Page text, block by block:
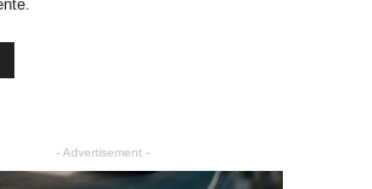
- Advertisement -